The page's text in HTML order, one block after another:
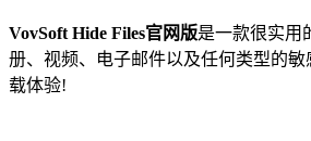
VovSoft Hide Files官网版是一款很实用
册、视频、电子邮件以及任何类型的
载体验!